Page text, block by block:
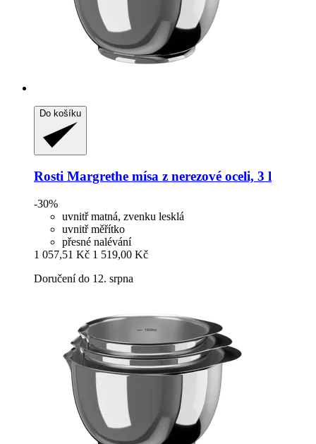
Do košíku
Rosti Margrethe mísa z nerezové oceli, 3 l
-30%
uvnitř matná, zvenku lesklá
uvnitř měřítko
přesné nalévání
1 057,51 Kč 1 519,00 Kč
Doručení do 12. srpna